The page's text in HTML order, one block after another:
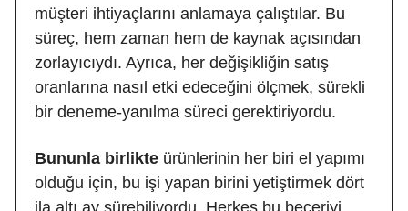
müşteri ihtiyaçlarını anlamaya çalıştılar. Bu
süreç, hem zaman hem de kaynak açısından
zorlayıcıydı. Ayrıca, her değişikliğin satış
oranlarına nasıl etki edeceğini ölçmek, sürekli
bir deneme-yanılma süreci gerektiriyordu.
Bununla birlikte ürünlerinin her biri el yapımı
olduğu için, bu işi yapan birini yetiştirmek dört